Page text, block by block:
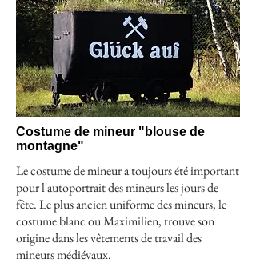
Costume de mineur "blouse de
montagne"
Le costume de mineur a toujours été important
pour l'autoportrait des mineurs les jours de
fête. Le plus ancien uniforme des mineurs, le
costume blanc ou Maximilien, trouve son
origine dans les vêtements de travail des
mineurs médiévaux.